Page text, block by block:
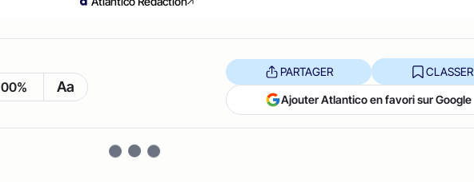
Aa
PARTAGER CLASSER
Ajouter Atlantico en favori sur Google